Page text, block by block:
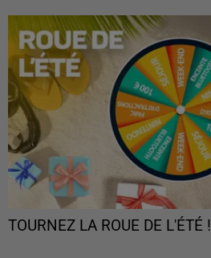
TOURNEZ LA ROUE DE L'ÉTÉ !